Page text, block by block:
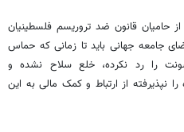
در سال 2006 همچنین از حامیان قانون ضد تروریسم فلسطینیان
جامعه جهانی باید تا زمانی که حماس
را رد نکرده، خلع سلاح نشده و
نپذیرفته از ارتباط و کمک مالی به این